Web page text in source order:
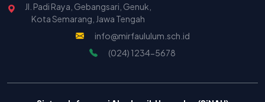
Jl. Padi Raya, Gebangsari, Genuk,
Kota Semarang, Jawa Tengah
info@mirfaululum.sch.id
(024) 1234-5678